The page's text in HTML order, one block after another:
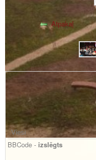
Atpakaļ
BBCode - izslēgts